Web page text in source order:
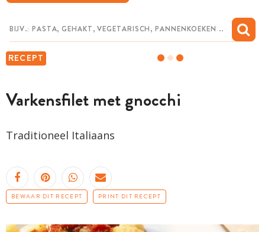
RECEPT
Varkensfilet met gnocchi
Traditioneel Italiaans
BEWAAR DIT RECEPT PRINT DIT RECEPT
MIJN BEWAARDE RECEPTEN